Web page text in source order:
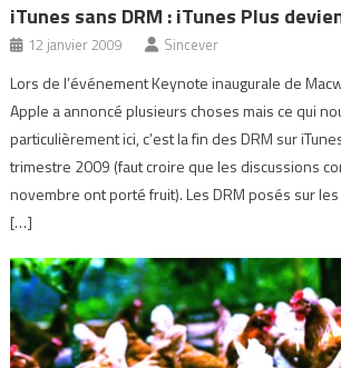
iTunes sans DRM : iTunes Plus
12 janvier 2009 Sincever
Lors de l’événement Keynote inaugurale de
Apple a annoncé plusieurs choses mais ce qui
particulièrement ici, c’est la fin des DRM sur
trimestre 2009 (faut croire que les discussions
novembre ont porté fruit). Les DRM posés sur
[…]